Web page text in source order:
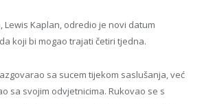
Lewis Kaplan, odredio je novi datum
koji bi mogao trajati četiri tjedna.
sa sucem tijekom saslušanja, već
sa svojim odvjetnicima. Rukovao se s